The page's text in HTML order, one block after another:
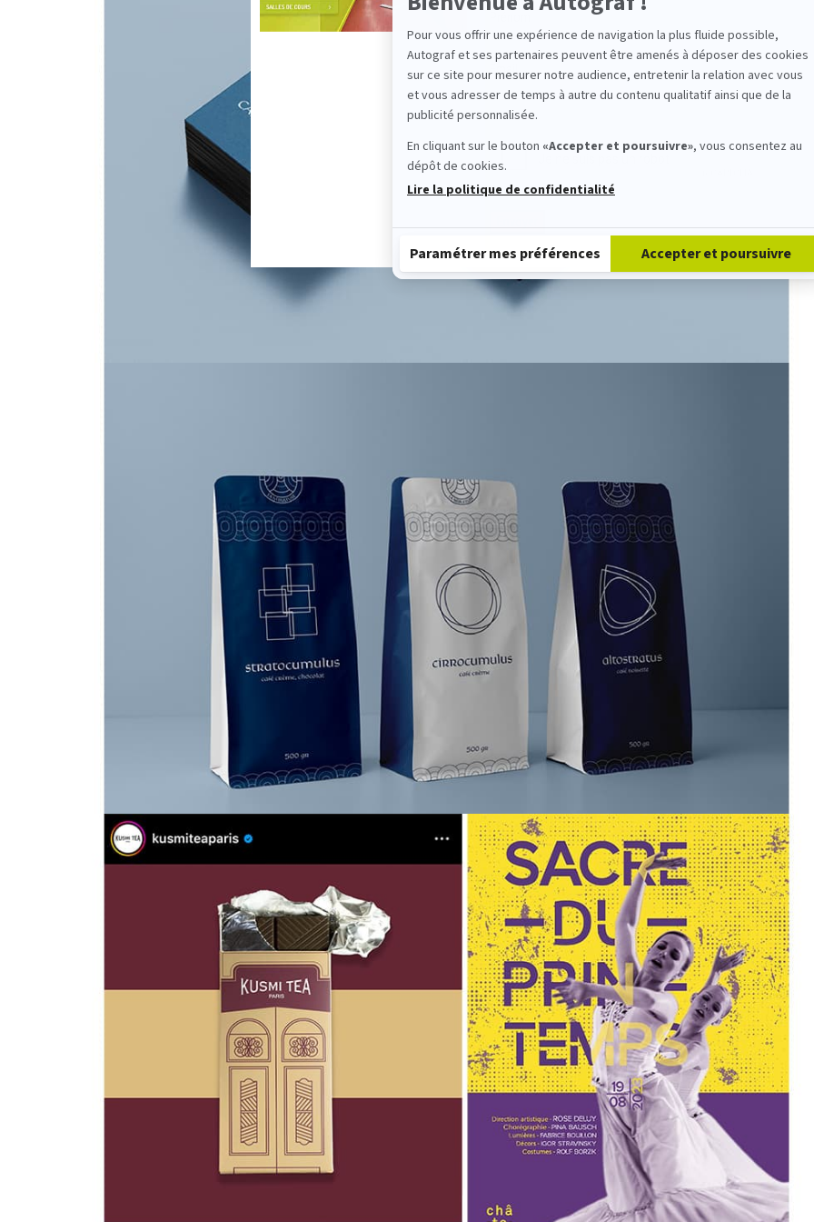
Pour vous offrir une expérience de navigation la plus fluide possible,
Autograf et ses partenaires peuvent être amenés à déposer des cookies
sur ce site pour mesurer notre audience, entretenir la relation avec vous
et vous adresser de temps à autre du contenu qualitatif ainsi que de la
publicité personnalisée.
En cliquant sur le bouton «Accepter et poursuivre», vous consentez au
dépôt de cookies.
Plateforme de Gestion du Consentement : Personnalisez vos
Lire la politique de confidentialité
Paramétrer mes préférences Accepter et poursuivre
VISITE VIRTUELLE DE L'ÉCOLE Email